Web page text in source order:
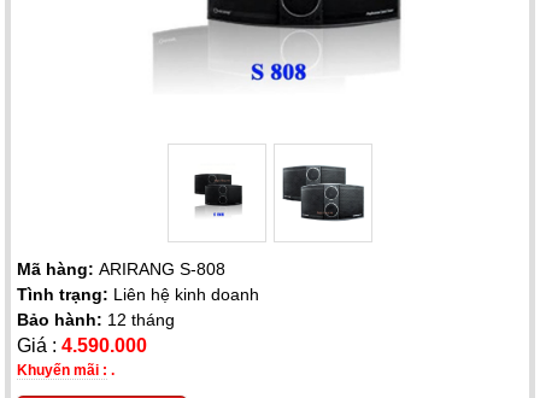
Mã hàng:ARIRANG S-808
Tình trạng: Liên hệ kinh doanh
Bảo hành: 12 tháng
Giá :4.590.000
Khuyến mãi : .